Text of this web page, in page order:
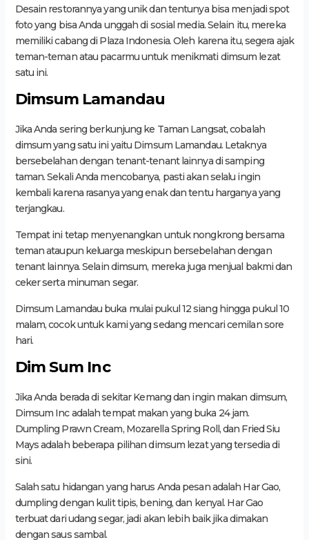
Desain restorannya yang unik dan tentunya bisa menjadi spot
foto yang bisa Anda unggah di sosial media. Selain itu, mereka
memiliki cabang di Plaza Indonesia. Oleh karena itu, segera ajak
teman-teman atau pacarmu untuk menikmati dimsum lezat
satu ini.
Dimsum Lamandau
Jika Anda sering berkunjung ke Taman Langsat, cobalah
dimsum yang satu ini yaitu Dimsum Lamandau. Letaknya
bersebelahan dengan tenant-tenant lainnya di samping
taman. Sekali Anda mencobanya, pasti akan selalu ingin
kembali karena rasanya yang enak dan tentu harganya yang
terjangkau.
Tempat ini tetap menyenangkan untuk nongkrong bersama
teman ataupun keluarga meskipun bersebelahan dengan
tenant lainnya. Selain dimsum, mereka juga menjual bakmi dan
ceker serta minuman segar.
Dimsum Lamandau buka mulai pukul 12 siang hingga pukul 10
malam, cocok untuk kami yang sedang mencari cemilan sore
hari.
Dim Sum Inc
Jika Anda berada di sekitar Kemang dan ingin makan dimsum,
Dimsum Inc adalah tempat makan yang buka 24 jam.
Dumpling Prawn Cream, Mozarella Spring Roll, dan Fried Siu
Mays adalah beberapa pilihan dimsum lezat yang tersedia di
sini.
Salah satu hidangan yang harus Anda pesan adalah Har Gao,
dumpling dengan kulit tipis, bening, dan kenyal. Har Gao
terbuat dari udang segar, jadi akan lebih baik jika dimakan
dengan saus sambal.